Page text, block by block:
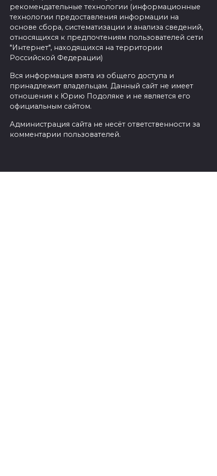
рекомендательные технологии (информационные
технологии предоставления информации на
основе сбора, систематизации и анализа сведений,
относящихся к предпочтениям пользователей сети
"Интернет", находящихся на территории
Российской Федерации)
Вся информация взята из общего доступа и
принадлежит владельцам. Данный сайт не имеет
отношения к Юрию Подоляке и не является его
официальным сайтом.
Администрация сайта не несёт ответственности за
комментарии пользователей.